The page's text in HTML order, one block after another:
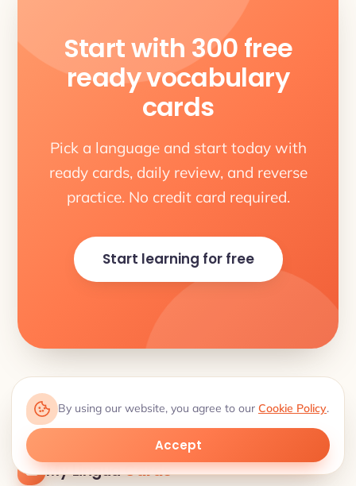
Start with 300 free
ready vocabulary
cards
Pick a language and start today with
ready cards, daily review, and reverse
practice. No credit card required.
Start learning for free
My LinguaCards
By using our website, you agree to our Cookie Policy.
Accept